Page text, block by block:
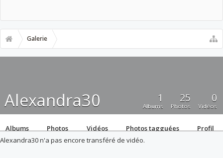
Galerie
Alexandra30 1
Albums
25
Photos
0
Vidéos
Albums Photos Vidéos Photos tagguées
Profil
Alexandra30 n'a pas encore transféré de vidéo.